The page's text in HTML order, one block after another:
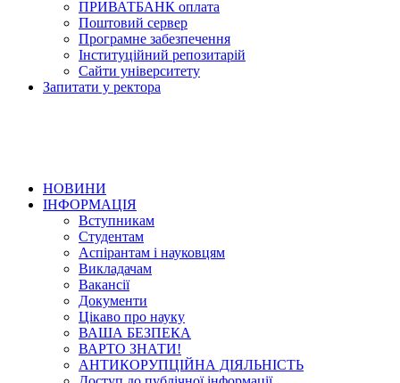
ПРИВАТБАНК оплата
Поштовий сервер
Програмне забезпечення
Інституційний репозитарій
Сайти університету
Запитати у ректора
НОВИНИ
ІНФОРМАЦІЯ
Вступникам
Студентам
Аспірантам і науковцям
Викладачам
Вакансії
Документи
Цікаво про науку
ВАША БЕЗПЕКА
ВАРТО ЗНАТИ!
АНТИКОРУПЦІЙНА ДІЯЛЬНІСТЬ